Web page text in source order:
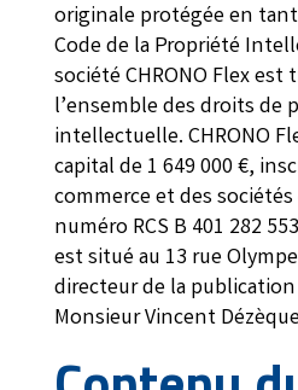
originale protégée en
Code de la Propriété
société CHRONO Flex est
l’ensemble des droits de
intellectuelle. CHRONO
capital de 1 649 000 €,
commerce et des
numéro RCS B 401 282
est situé au 13 rue
directeur de la
Monsieur Vincent